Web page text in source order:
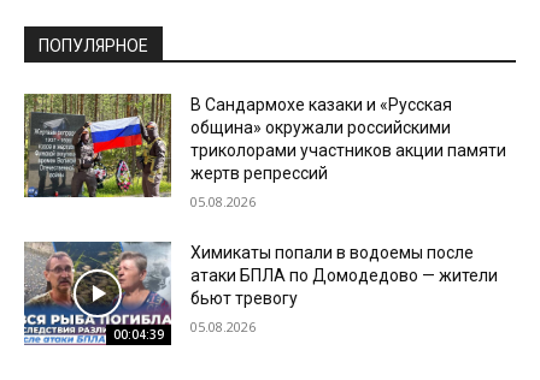
ПОПУЛЯРНОЕ
В Сандармохе казаки и «Русская
община» окружали российскими
триколорами участников акции памяти
жертв репрессий
05.08.2026
00:04:39
Химикаты попали в водоемы после
атаки БПЛА по Домодедово — жители
бьют тревогу
05.08.2026